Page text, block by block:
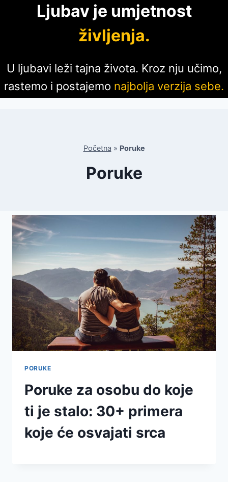
Ljubav je umjetnost
življenja.
U ljubavi leži tajna života. Kroz nju učimo,
rastemo i postajemo najbolja verzija sebe.
Početna » Poruke
Poruke
PORUKE
Poruke za osobu do koje
ti je stalo: 30+ primera
koje će osvajati srca